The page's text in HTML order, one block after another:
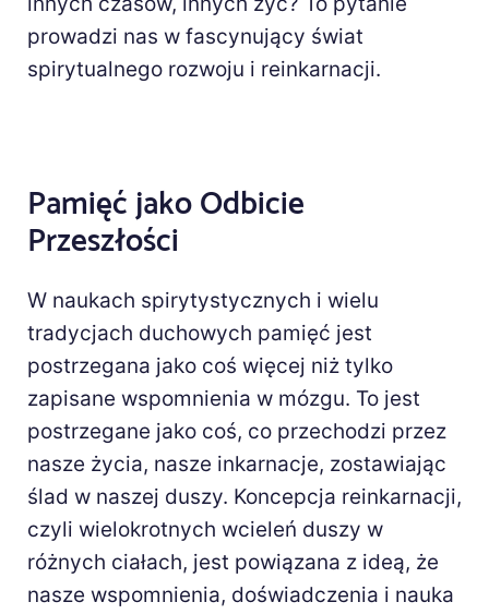
prowadzi nas w fascynujący świat
spirytualnego rozwoju i reinkarnacji.
Pamięć jako Odbicie
Przeszłości
W naukach spirytystycznych i wielu
tradycjach duchowych pamięć jest
postrzegana jako coś więcej niż tylko
zapisane wspomnienia w mózgu. To jest
postrzegane jako coś, co przechodzi przez
nasze życia, nasze inkarnacje, zostawiając
ślad w naszej duszy. Koncepcja reinkarnacji,
czyli wielokrotnych wcieleń duszy w
różnych ciałach, jest powiązana z ideą, że
nasze wspomnienia, doświadczenia i nauka